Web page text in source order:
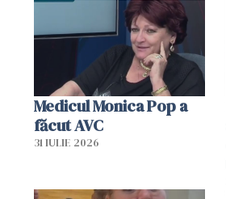
Medicul Monica Pop a
făcut AVC
31 IULIE 2026